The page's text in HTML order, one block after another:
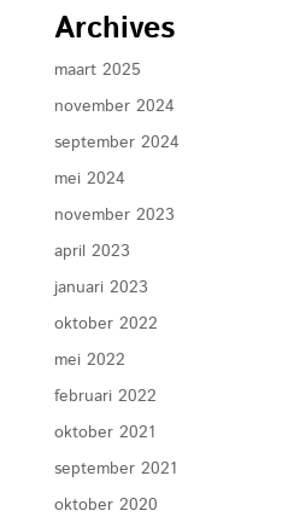
Archives
maart 2025
november 2024
september 2024
mei 2024
november 2023
april 2023
januari 2023
oktober 2022
mei 2022
februari 2022
oktober 2021
september 2021
oktober 2020